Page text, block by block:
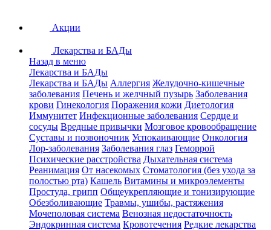
Акции
Лекарства и БАДы
Назад в меню
Лекарства и БАДы
Лекарства и БАДы Аллергия Желудочно-кишечные
заболевания Печень и желчный пузырь Заболевания
крови Гинекология Поражения кожи Диетология
Иммунитет Инфекционные заболевания Сердце и
сосуды Вредные привычки Мозговое кровообращение
Суставы и позвоночник Успокаивающие Онкология
Лор-заболевания Заболевания глаз Геморрой
Психические расстройства Дыхательная система
Реанимация От насекомых Стоматология (без ухода за
полостью рта) Кашель Витамины и микроэлементы
Простуда, грипп Общеукрепляющие и тонизирующие
Обезболивающие Травмы, ушибы, растяжения
Мочеполовая система Венозная недостаточность
Эндокринная система Кровотечения Редкие лекарства